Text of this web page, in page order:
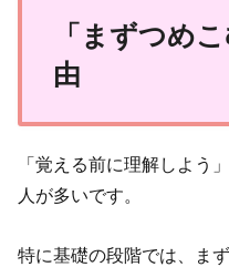
「まずつめ
由
「覚える前に理解しよう
人が多いです。
特に基礎の段階では、ま